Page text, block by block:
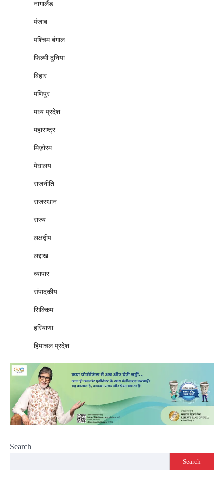
नागालैंड
पंजाब
पश्चिम बंगाल
फिल्मी दुनिया
बिहार
मणिपुर
मध्‍य प्रदेश
महाराष्‍ट्र
मिज़ोरम
मेघालय
राजनीति
राजस्थान
राज्य
लक्षद्वीप
लद्दाख
व्यापार
संपादकीय
सिक्किम
हरियाणा
हिमाचल प्रदेश
Search
Search